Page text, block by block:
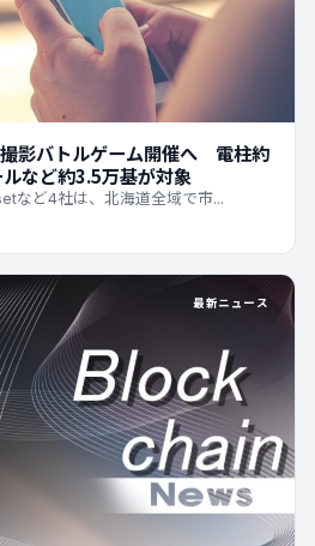
影バトルゲーム開催へ 電柱約
など約3.5万基が対象
など4社は、北海道全域で市...
最新ニュース